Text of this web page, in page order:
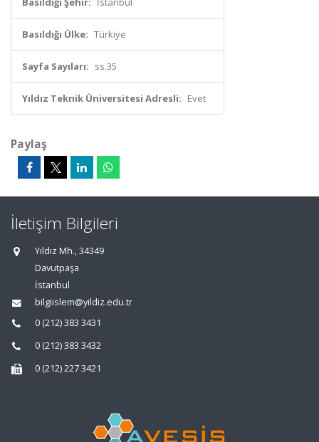
Basıldığı Ülke: Türkiye
Sayfa Sayıları: ss.35
Yıldız Teknik Üniversitesi Adresli: Evet
Paylaş
İletişim Bilgileri
Yıldız Mh., 34349
Davutpaşa
İstanbul
bilgiislem@yildiz.edu.tr
0 (212) 383 3431
0 (212) 383 3432
0 (212) 227 3421